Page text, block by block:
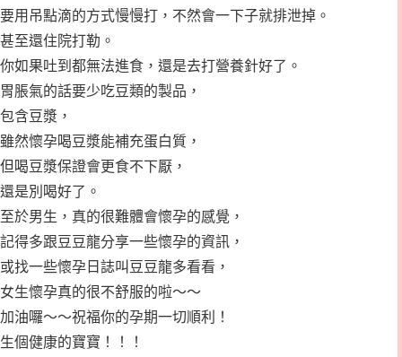
要用吊點滴的方式慢慢打，不然會一下子就排泄掉。
甚至還住院打勒。
你如果吐到都無法進食，還是去打營養針好了。
胃脹氣的話要少吃豆類的製品，
包含豆漿，
雖然懷孕喝豆漿能補充蛋白質，
但喝豆漿保證會更食不下厭，
還是別喝好了。
至於男生，真的很難體會懷孕的感覺，
記得多跟豆豆龍分享一些懷孕的資訊，
或找一些懷孕日誌叫豆豆龍多看看，
女生懷孕真的很不舒服的啦～～
加油囉～～祝福你的孕期一切順利！
生個健康的寶寶！！！